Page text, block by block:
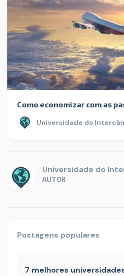
Como economizar com as
Universidade do
Universidade do
AUTOR
Postagens populares
7 melhores